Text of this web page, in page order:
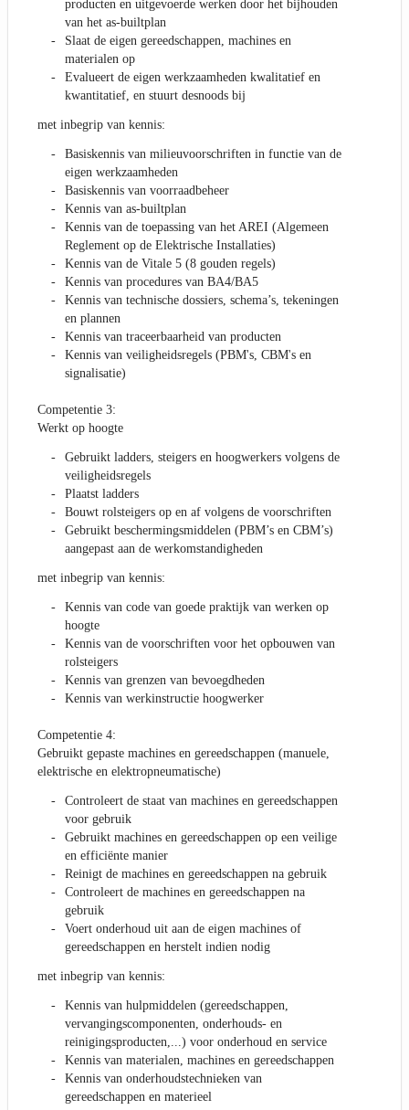
producten en uitgevoerde werken door het bijhouden
van het as-builtplan
Slaat de eigen gereedschappen, machines en
materialen op
Evalueert de eigen werkzaamheden kwalitatief en
kwantitatief, en stuurt desnoods bij
met inbegrip van kennis:
Basiskennis van milieuvoorschriften in functie van de
eigen werkzaamheden
Basiskennis van voorraadbeheer
Kennis van as-builtplan
Kennis van de toepassing van het AREI (Algemeen
Reglement op de Elektrische Installaties)
Kennis van de Vitale 5 (8 gouden regels)
Kennis van procedures van BA4/BA5
Kennis van technische dossiers, schema’s, tekeningen
en plannen
Kennis van traceerbaarheid van producten
Kennis van veiligheidsregels (PBM's, CBM's en
signalisatie)
Competentie 3:
Werkt op hoogte
Gebruikt ladders, steigers en hoogwerkers volgens de
veiligheidsregels
Plaatst ladders
Bouwt rolsteigers op en af volgens de voorschriften
Gebruikt beschermingsmiddelen (PBM’s en CBM’s)
aangepast aan de werkomstandigheden
met inbegrip van kennis:
Kennis van code van goede praktijk van werken op
hoogte
Kennis van de voorschriften voor het opbouwen van
rolsteigers
Kennis van grenzen van bevoegdheden
Kennis van werkinstructie hoogwerker
Competentie 4:
Gebruikt gepaste machines en gereedschappen (manuele,
elektrische en elektropneumatische)
Controleert de staat van machines en gereedschappen
voor gebruik
Gebruikt machines en gereedschappen op een veilige
en efficiënte manier
Reinigt de machines en gereedschappen na gebruik
Controleert de machines en gereedschappen na
gebruik
Voert onderhoud uit aan de eigen machines of
gereedschappen en herstelt indien nodig
met inbegrip van kennis:
Kennis van hulpmiddelen (gereedschappen,
vervangingscomponenten, onderhouds- en
reinigingsproducten,...) voor onderhoud en service
Kennis van materialen, machines en gereedschappen
Kennis van onderhoudstechnieken van
gereedschappen en materieel